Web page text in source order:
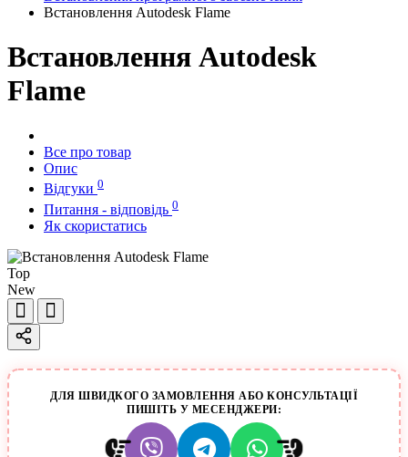
Встановлення Autodesk Flame
Встановлення Autodesk
Flame
Все про товар
Опис
Відгуки 0
Питання - відповідь 0
Як скористатись
Top
New
ДЛЯ ШВИДКОГО ЗАМОВЛЕННЯ АБО КОНСУЛЬТАЦІЇ
ПИШІТЬ У МЕСЕНДЖЕРИ: